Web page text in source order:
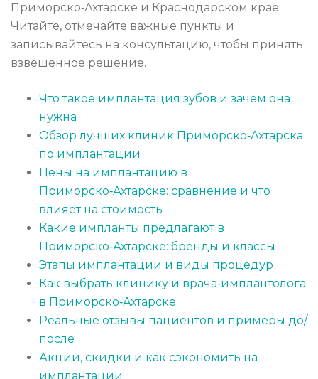
Приморско‑Ахтарске и Краснодарском крае.
Читайте, отмечайте важные пункты и
записывайтесь на консультацию, чтобы принять
взвешенное решение.
Что такое имплантация зубов и зачем она
нужна
Обзор лучших клиник Приморско‑Ахтарска
по имплантации
Цены на имплантацию в
Приморско‑Ахтарске: сравнение и что
влияет на стоимость
Какие импланты предлагают в
Приморско‑Ахтарске: бренды и классы
Этапы имплантации и виды процедур
Как выбрать клинику и врача‑имплантолога
в Приморско‑Ахтарске
Реальные отзывы пациентов и примеры до/
после
Акции, скидки и как сэкономить на
имплантации